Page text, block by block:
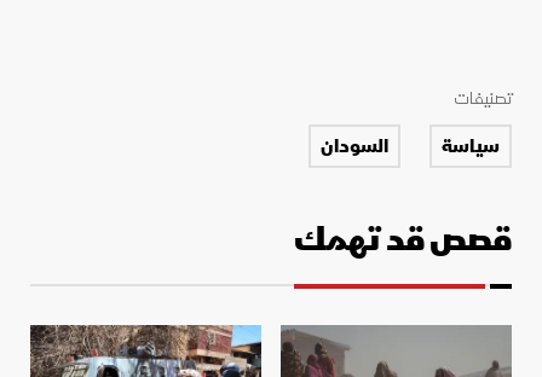
تصنيفات
سياسة السودان
قصص قد تهمك